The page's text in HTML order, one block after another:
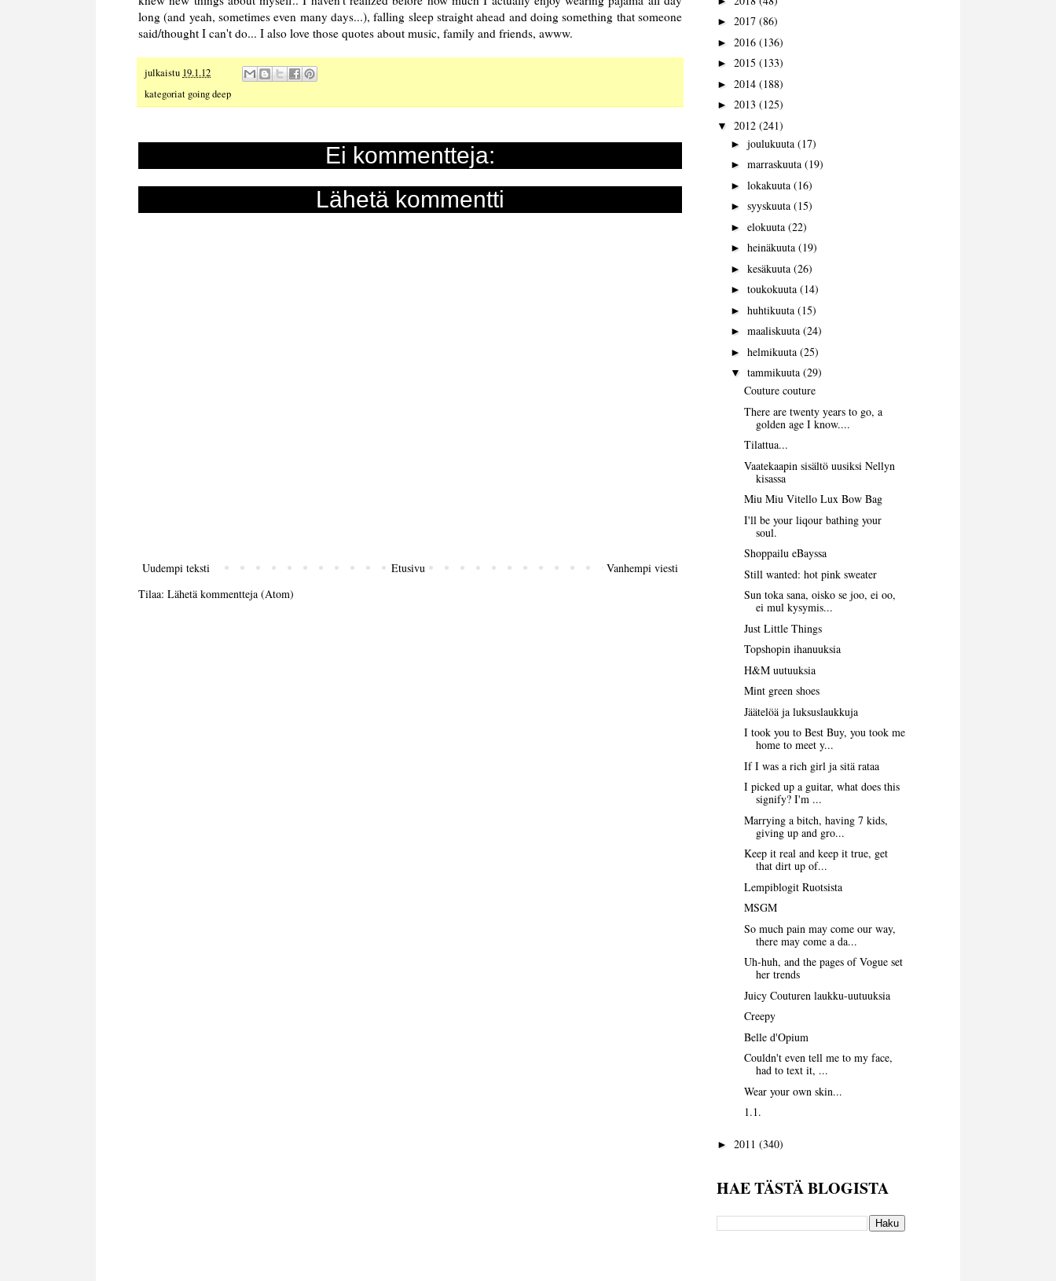
long (and yeah, sometimes even many days...), falling sleep straight ahead and doing something that someone
said/thought I can't do... I also love those quotes about music, family and friends, awww.
julkaistu 19.1.12
kategoriat going deep
Ei kommentteja:
Lähetä kommentti
Uudempi teksti Vanhempi viesti
Etusivu
Tilaa: Lähetä kommentteja (Atom)
► 2017 (86)
► 2016 (136)
► 2015 (133)
► 2014 (188)
► 2013 (125)
▼ 2012 (241)
► joulukuuta (17)
► marraskuuta (19)
► lokakuuta (16)
► syyskuuta (15)
► elokuuta (22)
► heinäkuuta (19)
► kesäkuuta (26)
► toukokuuta (14)
► huhtikuuta (15)
► maaliskuuta (24)
► helmikuuta (25)
▼ tammikuuta (29)
Couture couture
There are twenty years to go, a
golden age I know....
Tilattua...
Vaatekaapin sisältö uusiksi Nellyn
kisassa
Miu Miu Vitello Lux Bow Bag
I'll be your liqour bathing your
soul.
Shoppailu eBayssa
Still wanted: hot pink sweater
Sun toka sana, oisko se joo, ei oo,
ei mul kysymis...
Just Little Things
Topshopin ihanuuksia
H&M uutuuksia
Mint green shoes
Jäätelöä ja luksuslaukkuja
I took you to Best Buy, you took me
home to meet y...
If I was a rich girl ja sitä rataa
I picked up a guitar, what does this
signify? I'm ...
Marrying a bitch, having 7 kids,
giving up and gro...
Keep it real and keep it true, get
that dirt up of...
Lempiblogit Ruotsista
MSGM
So much pain may come our way,
there may come a da...
Uh-huh, and the pages of Vogue set
her trends
Juicy Couturen laukku-uutuuksia
Creepy
Belle d'Opium
Couldn't even tell me to my face,
had to text it, ...
Wear your own skin...
1.1.
► 2011 (340)
HAE TÄSTÄ BLOGISTA